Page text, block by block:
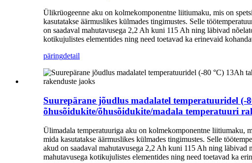
Ülikrüogeenne aku on kolmekomponentne liitiumaku, mis on
kasutatakse äärmuslikes külmades tingimustes. Selle
on saadaval mahutavusega 2,2 Ah kuni 115 Ah ning läbivad
kotikujulistes elementides ning need toetavad ka erinevaid
päringdetail
Suurepärane jõudlus madalatel temperatuuridel
õhusõidukite/õhusõidukite/madala temperatuuri
Ülimadala temperatuuriga aku on kolmekomponentne liitiumaku,
mida kasutatakse äärmuslikes külmades tingimustes. Selle
akud on saadaval mahutavusega 2,2 Ah kuni 115 Ah ning
mahutavusega kotikujulistes elementides ning need toetavad ka